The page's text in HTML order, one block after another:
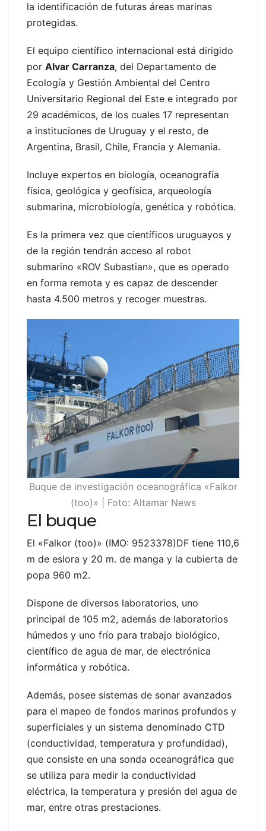
la identificación de futuras áreas marinas
protegidas.
El equipo científico internacional está dirigido
por Alvar Carranza, del Departamento de
Ecología y Gestión Ambiental del Centro
Universitario Regional del Este e integrado por
29 académicos, de los cuales 17 representan
a instituciones de Uruguay y el resto, de
Argentina, Brasil, Chile, Francia y Alemania.
Incluye expertos en biología, oceanografía
física, geológica y geofísica, arqueología
submarina, microbiología, genética y robótica.
Es la primera vez que científicos uruguayos y
de la región tendrán acceso al robot
submarino «ROV Subastian», que es operado
en forma remota y es capaz de descender
hasta 4.500 metros y recoger muestras.
Buque de investigación oceanográfica «Falkor
(too)» | Foto: Altamar News
El buque
El «Falkor (too)» (IMO: 9523378)DF tiene 110,6
m de eslora y 20 m. de manga y la cubierta de
popa 960 m2.
Dispone de diversos laboratorios, uno
principal de 105 m2, además de laboratorios
húmedos y uno frío para trabajo biológico,
científico de agua de mar, de electrónica
informática y robótica.
Además, posee sistemas de sonar avanzados
para el mapeo de fondos marinos profundos y
superficiales y un sistema denominado CTD
(conductividad, temperatura y profundidad),
que consiste en una sonda oceanográfica que
se utiliza para medir la conductividad
eléctrica, la temperatura y presión del agua de
mar, entre otras prestaciones.